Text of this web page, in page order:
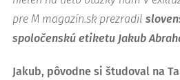
pre M magazín.sk prezradil
spoločenskú etiketu Jakub
Jakub, pôvodne si študoval na